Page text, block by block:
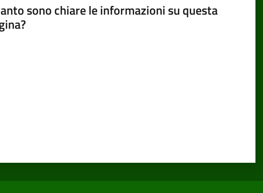
sono chiare le informazioni su questa